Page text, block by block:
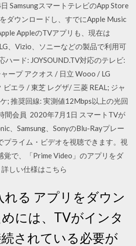
SamsungスマートテレビのApp Store
ダウンロードし、すでにApple Music
AppleのTVアプリも、現在は
、Vizio、ソニーなどの製品で利用可
ハード: JOYSOUND.TV対応のテレビ:
ープ アクオス / 日立 Wooo / LG
エラ / 東芝 レグザ/ 三菱 REAL; ジャ
; 推奨回線: 実測値12Mbps以上の光回
間会員 2020年7月1日 スマートTVが
、Samsung、SonyのBlu-Rayプレー
プライム・ビデオを視聴できます。視
覚で、「Prime Video」のアプリをダ
しい仕様はこちら
れる アプリをダウン
には、TVがインタ
されている必要が